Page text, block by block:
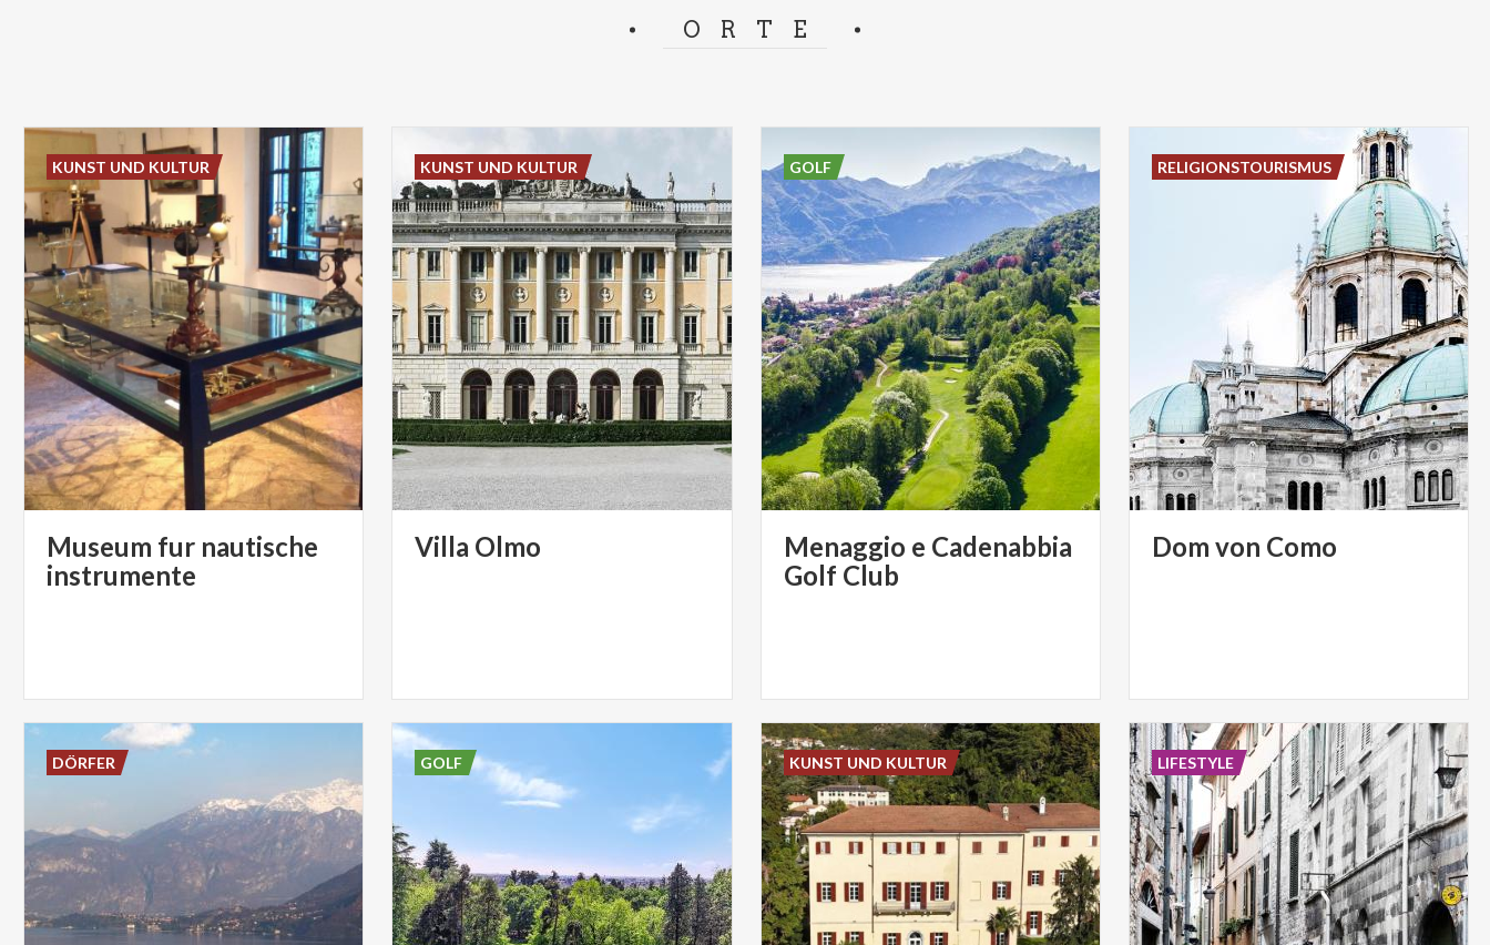
ORTE
Museum fur nautische
instrumente
KUNST UND KULTUR
Villa Olmo
KUNST UND KULTUR
Menaggio e Cadenabbia
Golf Club
GOLF
Dom von Como
RELIGIONSTOURISMUS
DÖRFER GOLF KUNST UND KULTUR LIFESTYLE